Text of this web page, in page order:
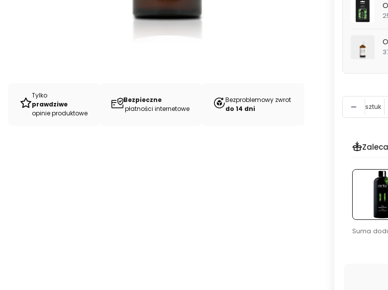
Tylko
prawdziwe
opinie produktowe
Bezpieczne
płatności internetowe
Bezproblemowy zwrot
do 14 dni
sztuk
Suma